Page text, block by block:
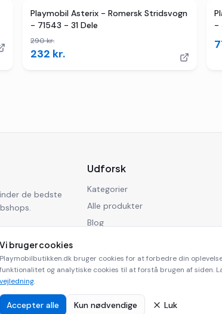
TILBUD
4butikker
Playmobil Asterix - Romersk Stridsvogn
- 71543 - 31 Dele
290kr.
232 kr.
-
de bedste
Udforsk
Kategorier
Alle produkter
Blog
©2026Playmobilbutikken.dk. Alle
Playmobilbutikken.dk er en affiliate side og
Vi bruger cookies
Playmobilbutikken.dk bruger cookies for at forbedre din
funktionalitet og analytiske cookies til at forstå brugen af siden.
vejledning.
Accepter alle Kun nødvendige Luk